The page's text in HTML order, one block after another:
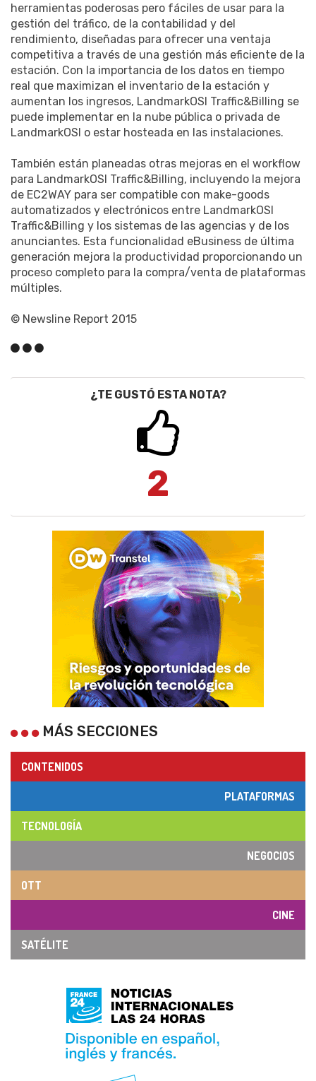
herramientas poderosas pero fáciles de usar para la
gestión del tráfico, de la contabilidad y del
rendimiento, diseñadas para ofrecer una ventaja
competitiva a través de una gestión más eficiente de la
estación. Con la importancia de los datos en tiempo
real que maximizan el inventario de la estación y
aumentan los ingresos, LandmarkOSI Traffic&Billing se
puede implementar en la nube pública o privada de
LandmarkOSI o estar hosteada en las instalaciones.
También están planeadas otras mejoras en el workflow
para LandmarkOSI Traffic&Billing, incluyendo la mejora
de EC2WAY para ser compatible con make-goods
automatizados y electrónicos entre LandmarkOSI
Traffic&Billing y los sistemas de las agencias y de los
anunciantes. Esta funcionalidad eBusiness de última
generación mejora la productividad proporcionando un
proceso completo para la compra/venta de plataformas
múltiples.
© Newsline Report 2015
¿TE GUSTÓ ESTA NOTA?
2
MÁS SECCIONES
CONTENIDOS
PLATAFORMAS
TECNOLOGÍA
NEGOCIOS
OTT
CINE
SATÉLITE